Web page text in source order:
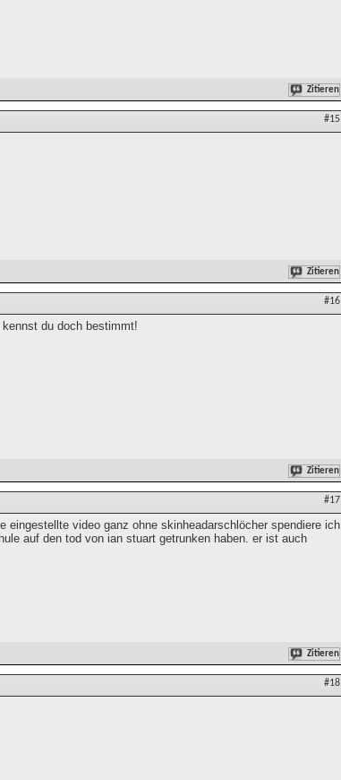
Zitieren
#15
Zitieren
#16
du doch bestimmt!
Zitieren
#17
video ganz ohne skinheadarschlöcher spendiere ich
auf den tod von ian stuart getrunken haben. er ist auch
Zitieren
#18